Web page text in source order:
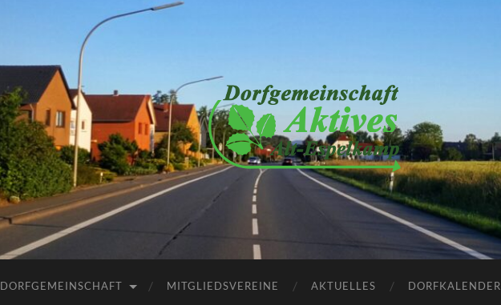
Dorfgemeinschaft
Aktives
DORFGEMEINSCHAFT MITGLIEDSVEREINE AKTUELLES DORFKALENDER